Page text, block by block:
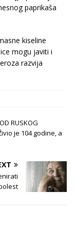
paprikaša
kiseline
mogu javiti i
razvija
RUSKOG
je 104 godine, a